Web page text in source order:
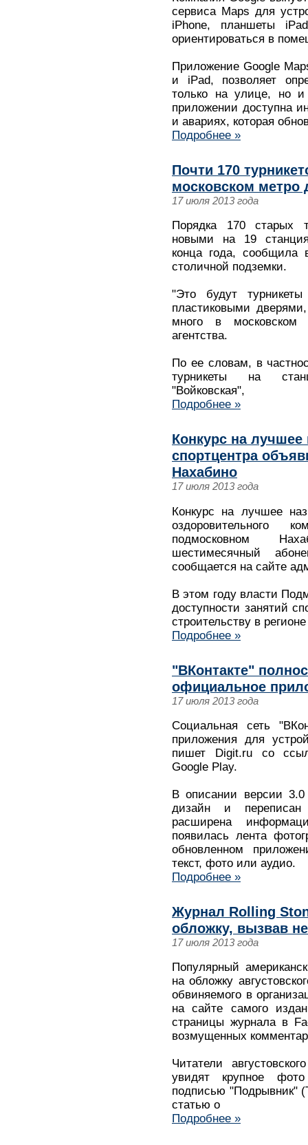
сервиса Maps для
iPhone, планшеты
ориентироваться в
Приложение Google
и iPad, позволяет
только на улице, но
приложении доступна
и авариях, которая
Подробнее »
Почти 170
московском метро
17 июля 2013 года
Порядка 170 старых
новыми на 19
конца года, сообщила
столичной подземки.
"Это будут
пластиковыми
много в московском
агентства.
По ее словам, в
турникеты на
"Войковская",
Подробнее »
Конкурс на лучшее
спортцентра
Нахабино
17 июля 2013 года
Конкурс на лучшее
подмосковном
шестимесячный
сообщается на сайте
В этом году власти
доступности занятий
строительству в
Подробнее »
"ВКонтакте"
официальное
17 июля 2013 года
Социальная сеть
приложения для
пишет Digit.ru со
Google Play.
В описании версии 3.0
дизайн и
расширена
появилась лента
обновленном
текст, фото или аудио.
Подробнее »
Журнал Rolling
обложку, вызвав
17 июля 2013 года
Популярный
на обложку
обвиняемого в
на сайте самого
страницы журнала в
возмущенных
Читатели
увидят крупное фото
подписью "Подрывник"
статью о
Подробнее »